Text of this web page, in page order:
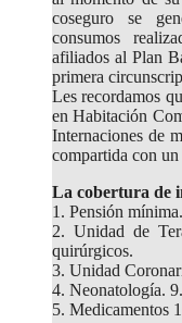
coseguro se
consumos
afiliados al Plan
primera
Les recordamos
en Habitación
Internaciones de
compartida con
La cobertura de
1. Pensión
2. Unidad de
quirúrgicos.
3. Unidad
4. Neonatología.
5. Medicamentos